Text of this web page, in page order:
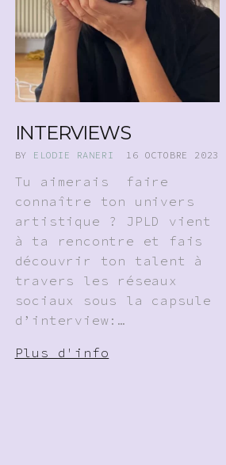
INTERVIEWS
BY ELODIE RANERI 16 OCTOBRE 2023
Tu aimerais faire
connaître ton univers
artistique ? JPLD vient
à ta rencontre et fais
découvrir ton talent à
travers les réseaux
sociaux sous la capsule
d’interview:…
Plus d'info